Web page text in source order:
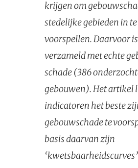
krijgen om
stedelijke gebieden in
voorspellen. Daarvoor
verzameld met echte
schade (386
gebouwen). Het artikel
indicatoren het beste
gebouwschade te
basis daarvan zijn